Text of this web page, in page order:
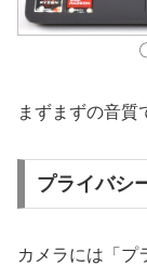
まずまずの音質
プライバシ
カメラには「プ